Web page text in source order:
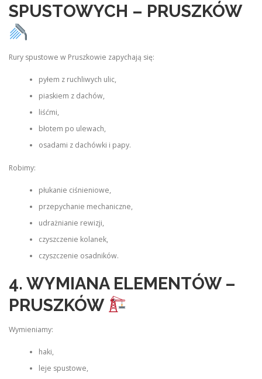
SPUSTOWYCH – PRUSZKÓW
Rury spustowe w Pruszkowie zapychają się:
pyłem z ruchliwych ulic,
piaskiem z dachów,
liśćmi,
błotem po ulewach,
osadami z dachówki i papy.
Robimy:
płukanie ciśnieniowe,
przepychanie mechaniczne,
udrażnianie rewizji,
czyszczenie kolanek,
czyszczenie osadników.
4. WYMIANA ELEMENTÓW –
PRUSZKÓW
Wymieniamy:
haki,
leje spustowe,